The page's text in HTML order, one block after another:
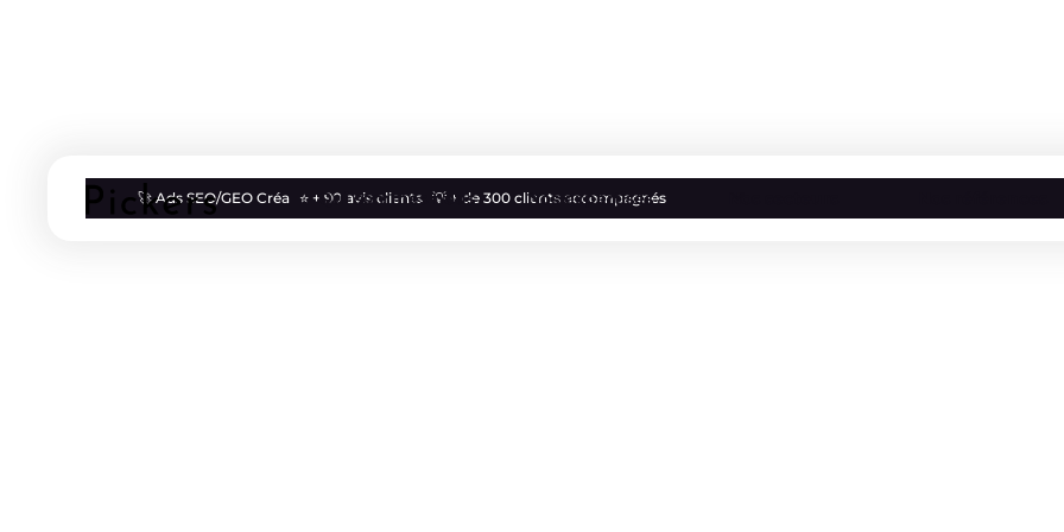
🚀 Ads SEO/GEO Créa ⭐ + 90 avis clients 💡 + de 300 clients accompagnés
Qui sommes nous Nos expertises
Blog Ads